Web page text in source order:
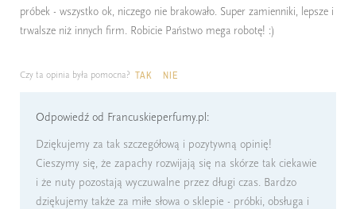
próbek - wszystko ok, niczego nie brakowało. Super zamienniki, lepsze i
trwalsze niż innych firm. Robicie Państwo mega robotę! :)
Czy ta opinia była pomocna? TAK NIE
Odpowiedź od Francuskieperfumy.pl:
Dziękujemy za tak szczegółową i pozytywną opinię!
Cieszymy się, że zapachy rozwijają się na skórze tak ciekawie
i że nuty pozostają wyczuwalne przez długi czas. Bardzo
dziękujemy także za miłe słowa o sklepie - próbki, obsługa i